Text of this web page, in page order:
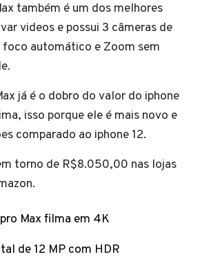
também é um dos melhores
videos e possui 3 câmeras de
automático e Zoom sem
já é o dobro do valor do iphone
isso porque ele é mais novo e
comparado ao iphone 12.
torno de R$8.050,00 nas lojas
Max filma em 4K
de 12 MP com HDR